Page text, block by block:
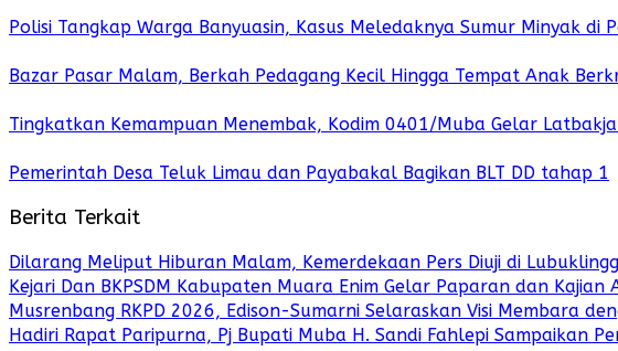
Polisi Tangkap Warga Banyuasin, Kasus Meledaknya Sumur Minyak di
Bazar Pasar Malam, Berkah Pedagang Kecil Hingga Tempat Anak
Tingkatkan Kemampuan Menembak, Kodim 0401/Muba Gelar
Pemerintah Desa Teluk Limau dan Payabakal Bagikan BLT DD tahap 1
Berita Terkait
Dilarang Meliput Hiburan Malam, Kemerdekaan Pers Diuji di
Kejari Dan BKPSDM Kabupaten Muara Enim Gelar Paparan dan Kajian
Musrenbang RKPD 2026, Edison-Sumarni Selaraskan Visi Membara
Hadiri Rapat Paripurna, Pj Bupati Muba H. Sandi Fahlepi Sampaikan